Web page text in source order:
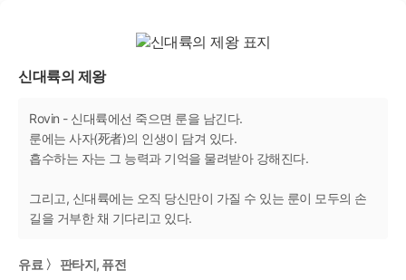
신대륙의 제왕
Rovin - 신대륙에선 죽으면 룬을 남긴다.
룬에는 사자(死者)의 인생이 담겨 있다.
흡수하는 자는 그 능력과 기억을 물려받아 강해진다.
그리고, 신대륙에는 오직 당신만이 가질 수 있는 룬이 모두의 손
길을 거부한 채 기다리고 있다.
유료 〉 판타지, 퓨전